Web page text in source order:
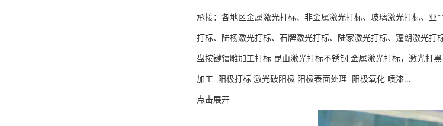
承接：各地区金属激光打标、非金属激光打标、玻璃激光打标、
打标、陆杨激光打标、石牌激光打标、陆家激光打标、蓬朗激光
盘按键镭雕加工打标 昆山激光打标不锈钢 金属激光打标，激光
加工 阳极打标 激光破阳极 阳极表面处理 阳极氧化 喷漆...
点击展开